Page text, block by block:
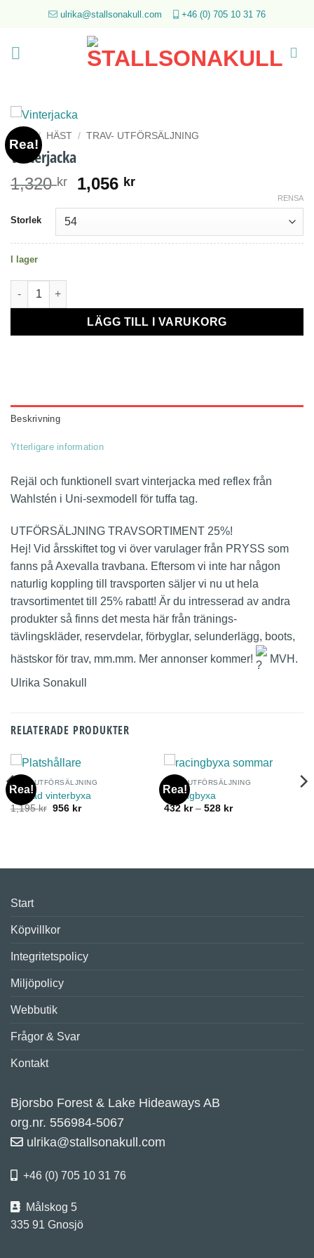
ulrika@stallsonakull.com +46 (0) 705 10 31 76
Rea!
/ HÄST / TRAV- UTFÖRSÄLJNING
Vinterjacka
1,320kr
Det
var:
1,056 krDet
är:
Storlek
RENSA
I lager
Vinterjacka mängd
LÄGG TILL I VARUKORG
Beskrivning
Ytterligare information
Rejäl och funktionell svart vinterjacka med reflex från
Wahlstén i Uni-sexmodell för tuffa tag.
UTFÖRSÄLJNING TRAVSORTIMENT 25%!
Hej! Vid årsskiftet tog vi över varulager från PRYSS som
fanns på Axevalla travbana. Eftersom vi inte har någon
naturlig koppling till travsporten säljer vi nu ut hela
travsortimentet till 25% rabatt! Är du intresserad av andra
produkter så finns det mesta här från tränings-
tävlingskläder, reservdelar, förbyglar, selunderlägg, boots,
hästskor för trav, mm.mm. Mer annonser kommer!
MVH.
Ulrika Sonakull
RELATERADE PRODUKTER
Rea!
TRAV- UTFÖRSÄLJNING
Fodrad vinterbyxa
1,195kr Det
956 krDet
Rea!
TRAV- UTFÖRSÄLJNING
Racingbyxa
432 kr – 528 krPrisintervall:
Start
Köpvillkor
Integritetspolicy
Miljöpolicy
Webbutik
Frågor & Svar
Kontakt
Bjorsbo Forest & Lake Hideaways AB
org.nr. 556984-5067
ulrika@stallsonakull.com
+46 (0) 705 10 31 76
Målskog 5
335 91 Gnosjö